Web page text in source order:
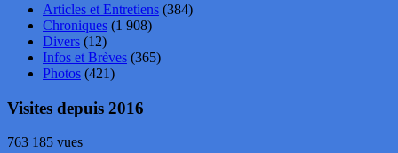
Articles et Entretiens (384)
Chroniques (1 908)
Divers (12)
Infos et Brèves (365)
Photos (421)
Visites depuis 2016
763 185 vues